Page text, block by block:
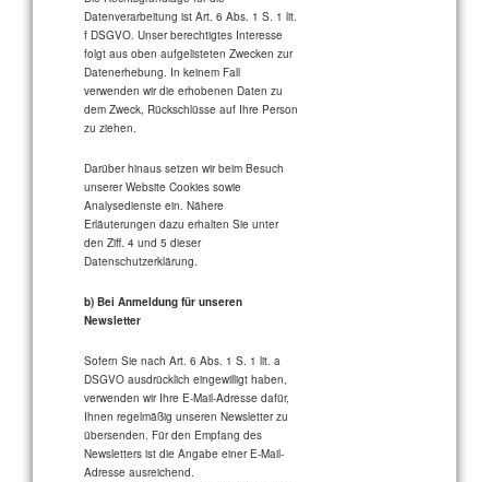
Datenverarbeitung ist Art. 6 Abs. 1 S. 1 lit.
f DSGVO. Unser berechtigtes Interesse
folgt aus oben aufgelisteten Zwecken zur
Datenerhebung. In keinem Fall
verwenden wir die erhobenen Daten zu
dem Zweck, Rückschlüsse auf Ihre Person
zu ziehen.
Darüber hinaus setzen wir beim Besuch
unserer Website Cookies sowie
Analysedienste ein. Nähere
Erläuterungen dazu erhalten Sie unter
den Ziff. 4 und 5 dieser
Datenschutzerklärung.
b) Bei Anmeldung für unseren
Newsletter
Sofern Sie nach Art. 6 Abs. 1 S. 1 lit. a
DSGVO ausdrücklich eingewilligt haben,
verwenden wir Ihre E-Mail-Adresse dafür,
Ihnen regelmäßig unseren Newsletter zu
übersenden. Für den Empfang des
Newsletters ist die Angabe einer E-Mail-
Adresse ausreichend.